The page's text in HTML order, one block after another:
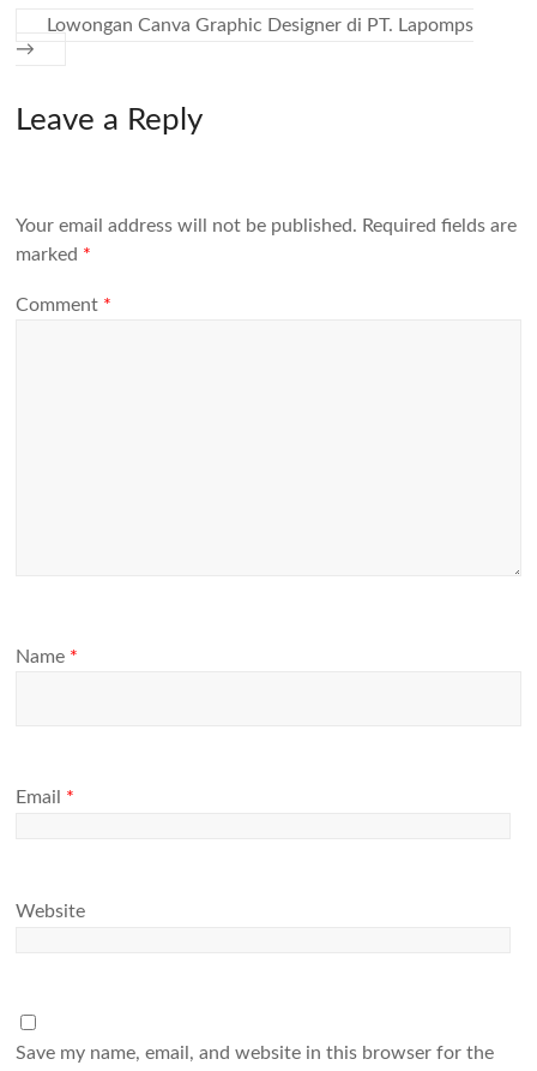
Lowongan Canva Graphic Designer di PT. Lapomps
→
Leave a Reply
Your email address will not be published. Required fields are
marked *
Comment *
Name *
Email *
Website
Save my name, email, and website in this browser for the